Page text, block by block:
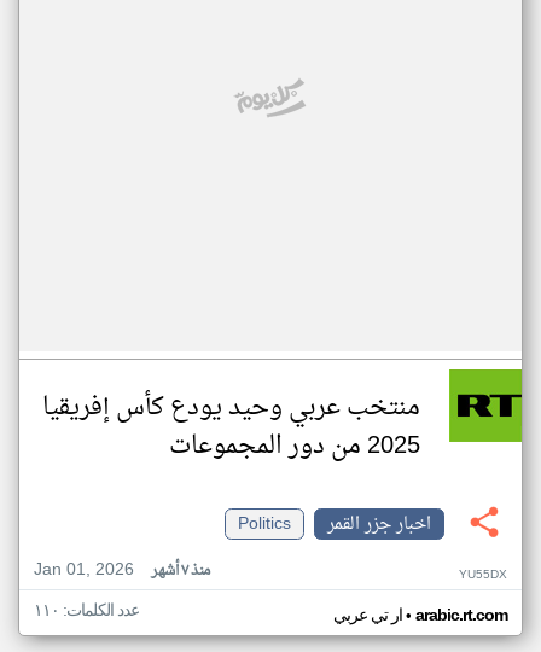
منتخب عربي وحيد يودع كأس إفريقيا
2025 من دور المجموعات
اخبار جزر القمر
Politics
Jan 01, 2026
منذ ٧ أشهر YU55DX
ار تي عربي• arabic.rt.com عدد الكلمات: ١١٠